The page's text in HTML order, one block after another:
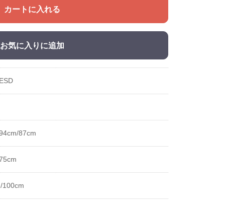
カートに入れる
お気に入りに追加
87cm
100cm